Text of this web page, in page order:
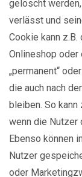
gelöscht
verlässt und
Cookie kann
Onlineshop
„permanent“
die auch nach
bleiben. So
wenn die Nutzer
Ebenso können
Nutzer
oder